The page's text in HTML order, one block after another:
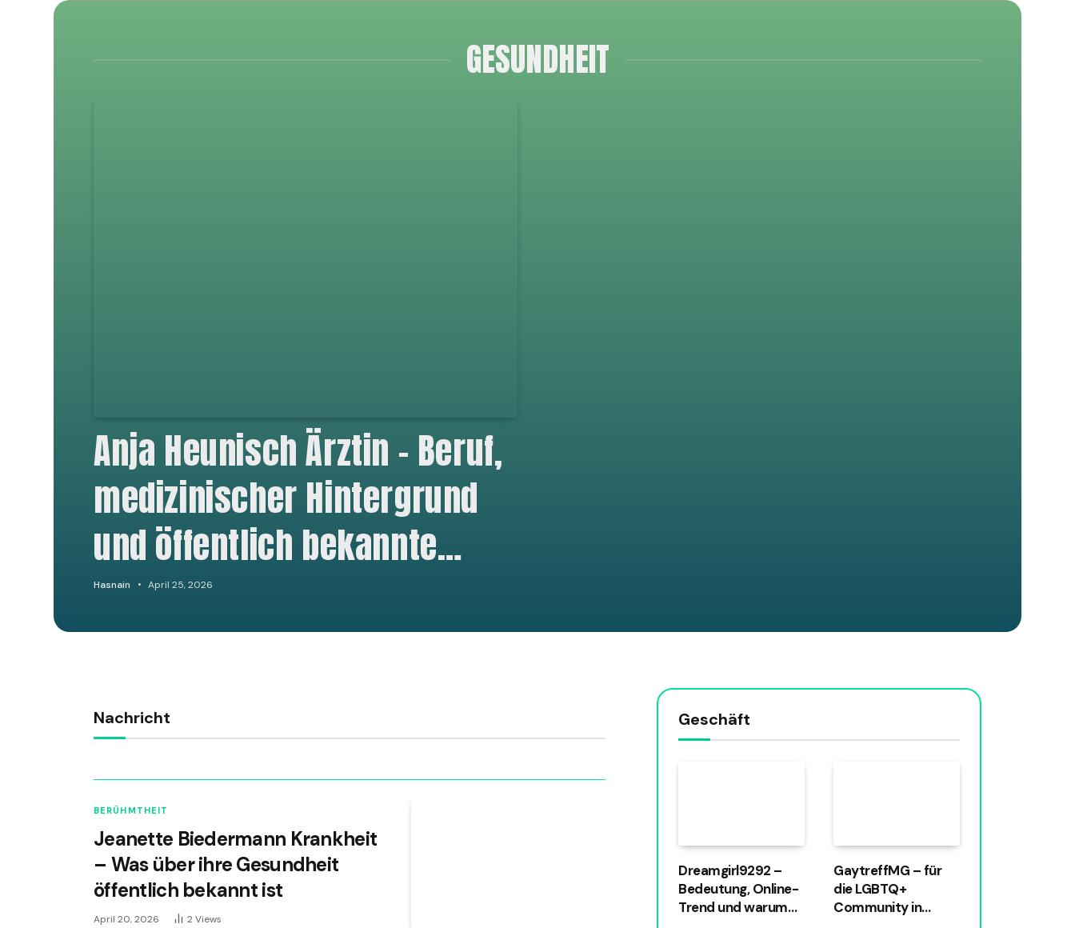
GESUNDHEIT
Anja Heunisch Ärztin – Beruf,
medizinischer Hintergrund
und öffentlich bekannte
Informationen
Hasnain April 25, 2026
Nachricht
BERÜHMTHEIT
Jeanette Biedermann Krankheit
– Was über ihre Gesundheit
öffentlich bekannt ist
April 20, 2026 2Views
Geschäft
Dreamgirl9292 –
Bedeutung, Online-
Trend und warum
GaytreffMG – für
die LGBTQ+
Community in